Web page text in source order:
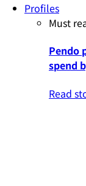
Profiles
Must
Pendo
spend
Read